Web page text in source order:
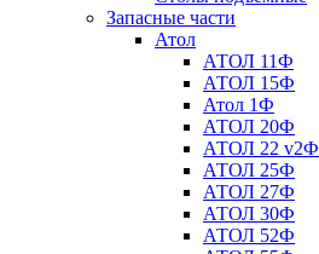
Запасные части
Атол
АТОЛ 11Ф
АТОЛ 15Ф
Атол 1Ф
АТОЛ 20Ф
АТОЛ 22 v2Ф
АТОЛ 25Ф
АТОЛ 27Ф
АТОЛ 30Ф
АТОЛ 52Ф